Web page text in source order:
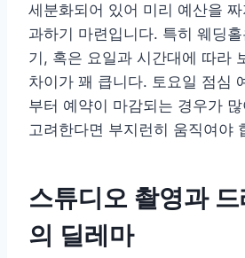
세분화되어 있어 미리 예산을
과하기 마련입니다. 특히 웨딩
기, 혹은 요일과 시간대에 따라
차이가 꽤 큽니다. 토요일 점심
부터 예약이 마감되는 경우가
고려한다면 부지런히 움직여야
스튜디오 촬영과
의 딜레마